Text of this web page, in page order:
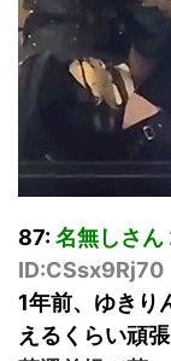
87:名無しさん
ID:CSsx9Rj70
1年前、ゆきり
えるくらい頑